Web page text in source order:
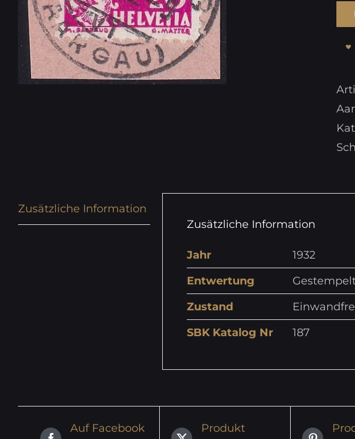
Zusätzliche Information
Zusätzliche Information
Jahr
1932
Entwertung
Zustand
SBK Katalog Nr
187
Auf Facebook
Produkt